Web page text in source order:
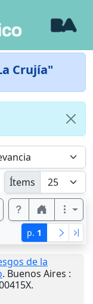
Crujía"
Ítems
p. 1
de la
. Buenos Aires :